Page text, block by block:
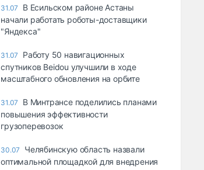
31.07
В Есильском районе Астаны
начали работать роботы-доставщики
"Яндекса"
31.07
Работу 50 навигационных
спутников Beidou улучшили в ходе
масштабного обновления на орбите
31.07
В Минтрансе поделились планами
повышения эффективности
грузоперевозок
30.07
Челябинскую область назвали
оптимальной площадкой для внедрения